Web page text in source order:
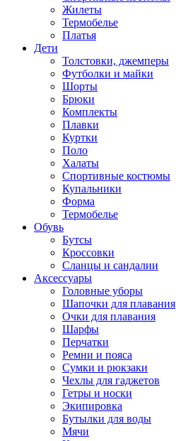
Жилеты
Термобелье
Платья
Дети
Толстовки, джемперы
Футболки и майки
Шорты
Брюки
Комплекты
Плавки
Куртки
Поло
Халаты
Спортивные костюмы
Купальники
Форма
Термобелье
Обувь
Бутсы
Кроссовки
Сланцы и сандалии
Аксессуары
Головные уборы
Шапочки для плавания
Очки для плавания
Шарфы
Перчатки
Ремни и пояса
Сумки и рюкзаки
Чехлы для гаджетов
Гетры и носки
Экипировка
Бутылки для воды
Мячи